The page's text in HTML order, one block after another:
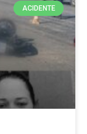
ACIDENTE